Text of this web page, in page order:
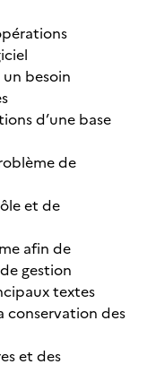
besoin
d’une base
de
et de
afin de
gestion
textes
conservation des
et des